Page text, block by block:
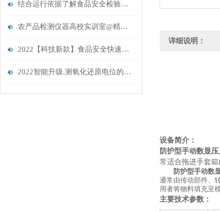
结合运行依据了解食品安全检验中心检测设备
农产品检测仪器高校实训室@精选仪器@农产品检测仪器高校实训室
2022【科技新款】食品安全快速检测仪器招标采购@云唐智能科技
2022智能升级.测氧化还原电位的仪器.云唐土壤氧化还原电位仪
详细说明：
设备简介：
防护型手动数显
常适合拖进手套
防护型手动数
通常由传动部件、
用者将物料填充至
主要技术参数：